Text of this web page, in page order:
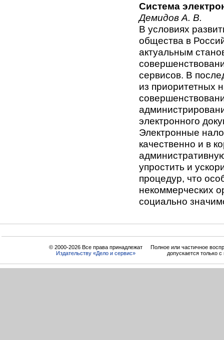
Система
Демидов А. В.
В условиях
общества в
актуальным
сервисов. В
из приоритетных
электронного
Электронные
качественно и в
упростить и
процедур, что
некоммерческих
социально
© 2000-2026 Все права принадлежат
Издательству «Дело и cервис»
Полное или частичное
допускается только